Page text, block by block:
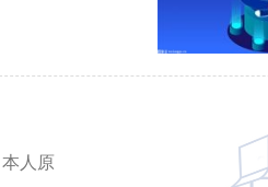
人原